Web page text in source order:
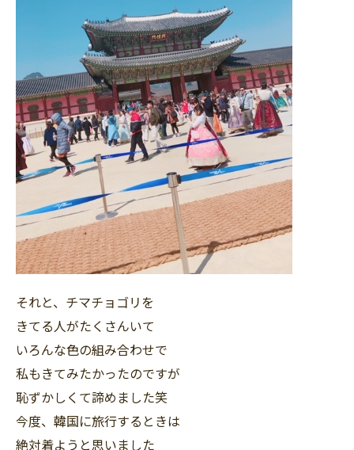
それと、チマチョゴリを
きてる人がたくさんいて
いろんな色の組み合わせで
私もきてみたかったのですが
恥ずかしくて諦めました笑
今度、韓国に旅行するときは
絶対着ようと思いました